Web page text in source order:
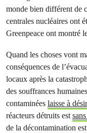
monde bien différent de
centrales nucléaires ont
Greenpeace ont montré
Quand les choses vont
conséquences de
locaux après la
des souffrances
contaminées laisse à
réacteurs détruits est
de la décontamination